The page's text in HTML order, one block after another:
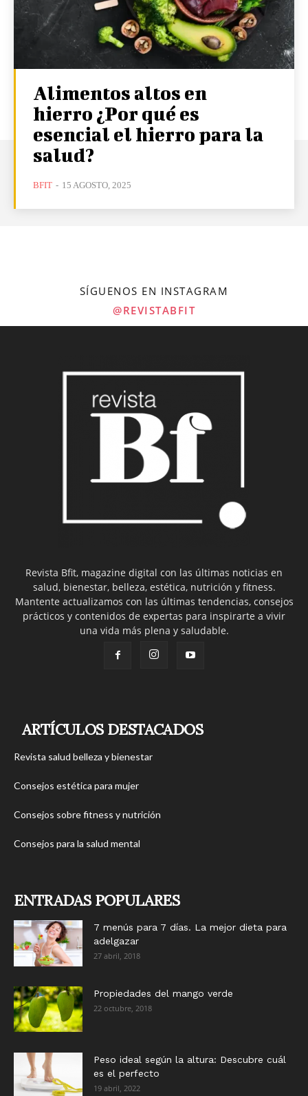
Alimentos altos en
hierro ¿Por qué es
esencial el hierro para la
salud?
BFIT - 15 AGOSTO, 2025
SÍGUENOS EN INSTAGRAM
@REVISTABFIT
Revista Bfit, magazine digital con las últimas noticias en
salud, bienestar, belleza, estética, nutrición y fitness.
Mantente actualizamos con las últimas tendencias, consejos
prácticos y contenidos de expertas para inspirarte a vivir
una vida más plena y saludable.
ARTÍCULOS DESTACADOS
Revista salud belleza y bienestar
Consejos estética para mujer
Consejos sobre fitness y nutrición
Consejos para la salud mental
ENTRADAS POPULARES
7 menús para 7 días. La mejor dieta para
adelgazar
27 abril, 2018
Propiedades del mango verde
22 octubre, 2018
Peso ideal según la altura: Descubre cuál
es el perfecto
19 abril, 2022